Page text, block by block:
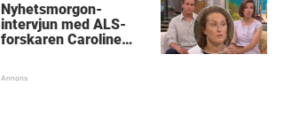
Nyhetsmorgon-
intervjun med ALS-
forskaren Caroline